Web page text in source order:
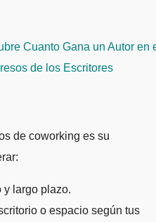
Cuanto Gana un Autor en
de los Escritores
de coworking es su
y largo plazo.
o espacio según tus